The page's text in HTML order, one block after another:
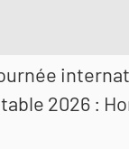
2026 :